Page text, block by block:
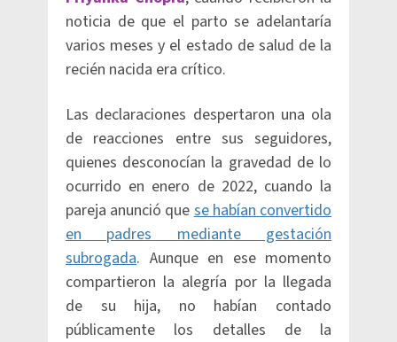
noticia de que el parto se adelantaría
varios meses y el estado de salud de la
recién nacida era crítico.
Las declaraciones despertaron una ola
de reacciones entre sus seguidores,
quienes desconocían la gravedad de lo
ocurrido en enero de 2022, cuando la
pareja anunció quese habían convertido
en padres mediante gestación
subrogada. Aunque en ese momento
compartieron la alegría por la llegada
de su hija, no habían contado
públicamente los detalles de la